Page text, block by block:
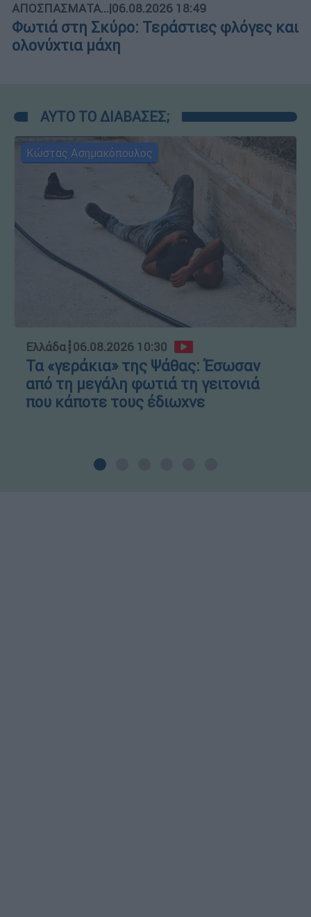
ΑΠΟΣΠΑΣΜΑΤΑ...|06.08.2026 18:49
Φωτιά στη Σκύρο: Τεράστιες φλόγες και
ολονύχτια μάχη
ΑΥΤΟ ΤΟ ΔΙΑΒΑΣΕΣ;
Κώστας Ασημακόπουλος
Ελλάδα┋06.08.2026 10:30
Τα «γεράκια» της Ψάθας: Έσωσαν
από τη μεγάλη φωτιά τη γειτονιά
που κάποτε τους έδιωχνε